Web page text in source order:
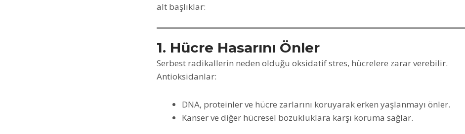
alt başlıklar:
1. Hücre Hasarını Önler
Serbest radikallerin neden olduğu oksidatif stres, hücrelere zarar verebilir.
Antioksidanlar:
DNA, proteinler ve hücre zarlarını koruyarak erken yaşlanmayı önler.
Kanser ve diğer hücresel bozukluklara karşı koruma sağlar.